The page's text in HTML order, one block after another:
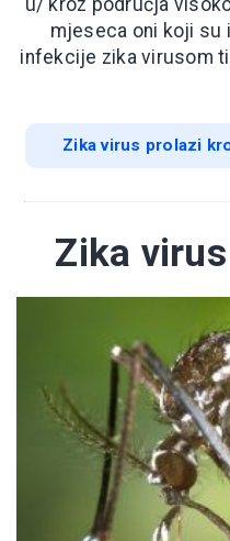
mjeseca oni koji su
infekcije zika virusom
Zika virus prolazi
Zika